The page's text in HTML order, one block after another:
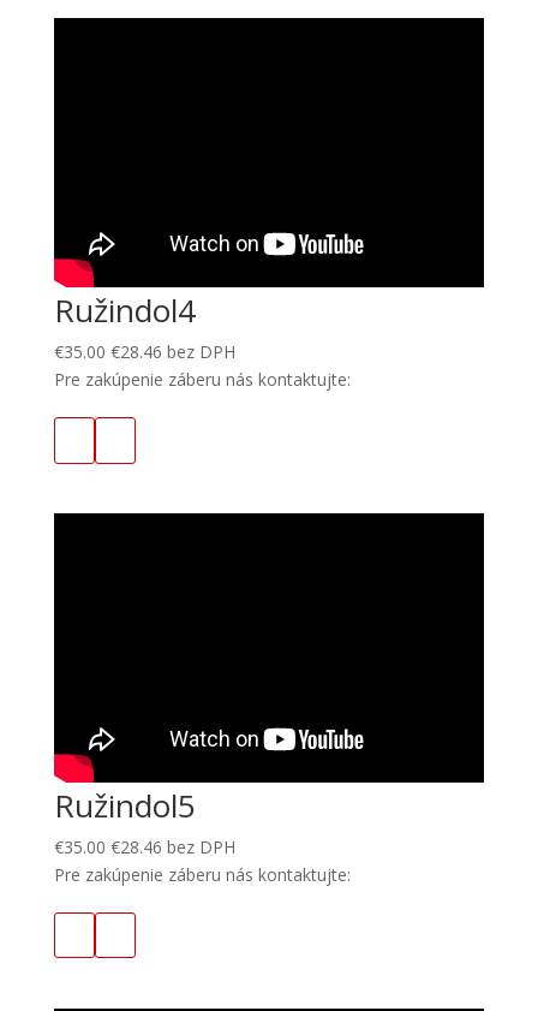
Ružindol4
€35.00 €28.46 bez DPH
Pre zakúpenie záberu nás kontaktujte:
Ružindol5
€35.00 €28.46 bez DPH
Pre zakúpenie záberu nás kontaktujte: